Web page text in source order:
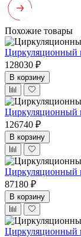
Похожие товары
Циркуляционный
128030 ₽
В корзину
Циркуляционный
126740 ₽
В корзину
Циркуляционный
87180 ₽
В корзину
Циркуляционный